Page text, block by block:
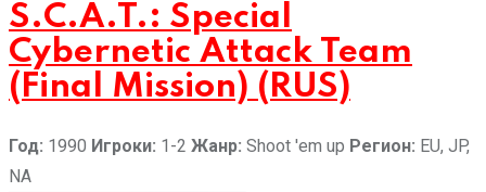
S.C.A.T.: Special
Cybernetic Attack Team
(Final Mission) (RUS)
Год: 1990 Игроки: 1-2 Жанр: Shoot 'em up Регион: EU, JP,
NA